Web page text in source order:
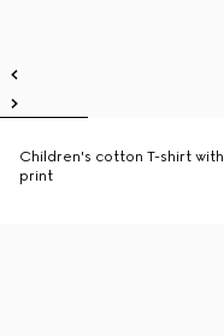
Children's cotton T-shirt with
print